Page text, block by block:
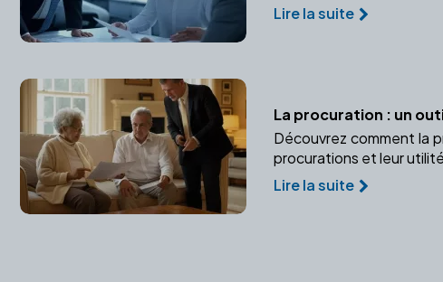
Lire la suite
La procuration : un
Découvrez comment la
procurations et leur
Lire la suite